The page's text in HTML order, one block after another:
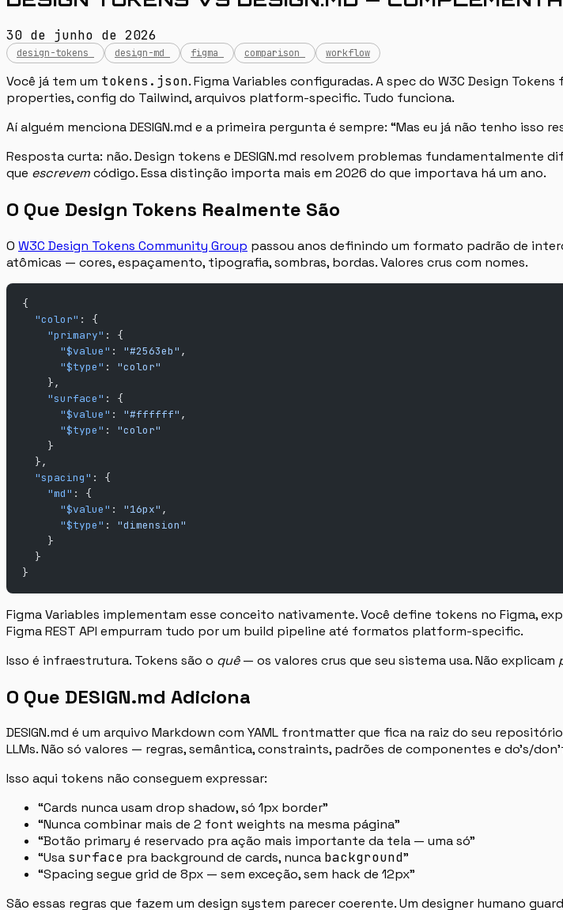
30 de junho de 2026
design-tokens design-md figma comparison workflow
Você já tem um tokens.json. Figma Variables configuradas. A spec do W3C Design
properties, config do Tailwind, arquivos platform-specific. Tudo funciona.
Aí alguém menciona DESIGN.md e a primeira pergunta é sempre: “Mas eu já não tenho isso
Resposta curta: não. Design tokens e DESIGN.md resolvem problemas fundamentalmente
que escrevemcódigo. Essa distinção importa mais em 2026 do que importava há um ano.
O Que Design Tokens Realmente São
O W3C Design Tokens Community Group passou anos definindo um formato padrão de
atômicas — cores, espaçamento, tipografia, sombras, bordas. Valores crus com nomes.
{
  "color"
: {
    "primary"
: {
      "$value"
: "#2563eb" ,
      "$type"
: "color"
    },
    "surface"
: {
      "$value"
: "#ffffff" ,
      "$type"
: "color"
    }
  },
  "spacing"
: {
    "md"
: {
      "$value"
: "16px" ,
      "$type"
: "dimension"
    }
  }
}
Figma Variables implementam esse conceito nativamente. Você define tokens no Figma,
Figma REST API empurram tudo por um build pipeline até formatos platform-specific.
Isso é infraestrutura. Tokens são o quê— os valores crus que seu sistema usa. Não explicam
O Que DESIGN.md Adiciona
DESIGN.md é um arquivo Markdown com YAML frontmatter que fica na raiz do seu
LLMs. Não só valores — regras, semântica, constraints, padrões de componentes e do’s/
Isso aqui tokens não conseguem expressar:
“Cards nunca usam drop shadow, só 1px border”
“Nunca combinar mais de 2 font weights na mesma página”
“Botão primary é reservado pra ação mais importante da tela — uma só”
“Usa surface pra background de cards, nunca background”
“Spacing segue grid de 8px — sem exceção, sem hack de 12px”
São essas regras que fazem um design system parecer coerente. Um designer humano